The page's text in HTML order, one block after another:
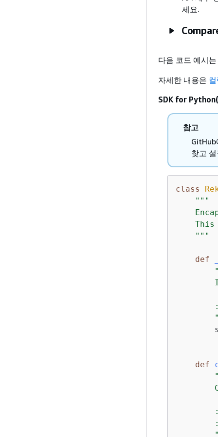
세요.
다음 코드 예시는
자세한 내용은
SDK for
참고
찾고
class
"""
This
    """
def
def